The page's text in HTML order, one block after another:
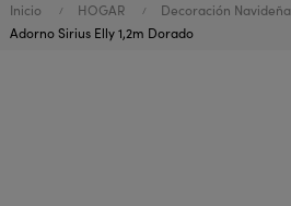
Inicio HOGAR
Decoración Navideña
Adorno Sirius Elly 1,2m Dorado